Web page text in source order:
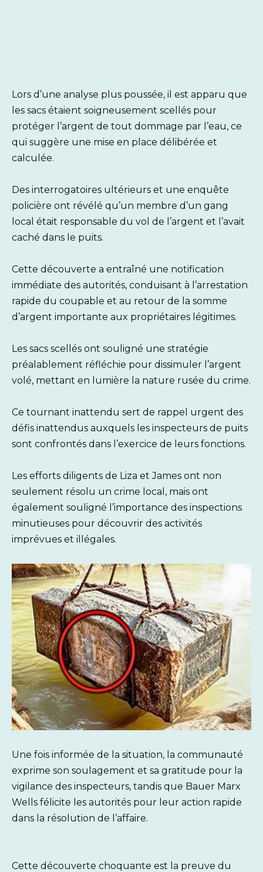
Lors d’une analyse plus poussée, il est apparu que
les sacs étaient soigneusement scellés pour
protéger l’argent de tout dommage par l’eau, ce
qui suggère une mise en place délibérée et
calculée.
Des interrogatoires ultérieurs et une enquête
policière ont révélé qu’un membre d’un gang
local était responsable du vol de l’argent et l’avait
caché dans le puits.
Cette découverte a entraîné une notification
immédiate des autorités, conduisant à l’arrestation
rapide du coupable et au retour de la somme
d’argent importante aux propriétaires légitimes.
Les sacs scellés ont souligné une stratégie
préalablement réfléchie pour dissimuler l’argent
volé, mettant en lumière la nature rusée du crime.
Ce tournant inattendu sert de rappel urgent des
défis inattendus auxquels les inspecteurs de puits
sont confrontés dans l’exercice de leurs fonctions.
Les efforts diligents de Liza et James ont non
seulement résolu un crime local, mais ont
également souligné l’importance des inspections
minutieuses pour découvrir des activités
imprévues et illégales.
Une fois informée de la situation, la communauté
exprime son soulagement et sa gratitude pour la
vigilance des inspecteurs, tandis que Bauer Marx
Wells félicite les autorités pour leur action rapide
dans la résolution de l’affaire.
Cette découverte choquante est la preuve du